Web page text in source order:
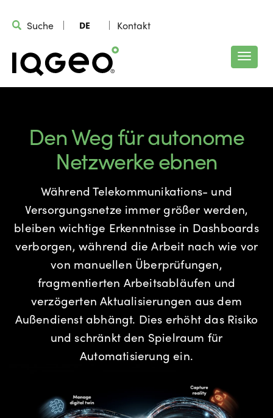
Suche DE Kontakt
Den Weg für autonome
Netzwerke ebnen
Während Telekommunikations- und
Versorgungsnetze immer größer werden,
bleiben wichtige Erkenntnisse in Dashboards
verborgen, während die Arbeit nach wie vor
von manuellen Überprüfungen,
fragmentierten Arbeitsabläufen und
verzögerten Aktualisierungen aus dem
Außendienst abhängt. Dies erhöht das Risiko
und schränkt den Spielraum für
Automatisierung ein.